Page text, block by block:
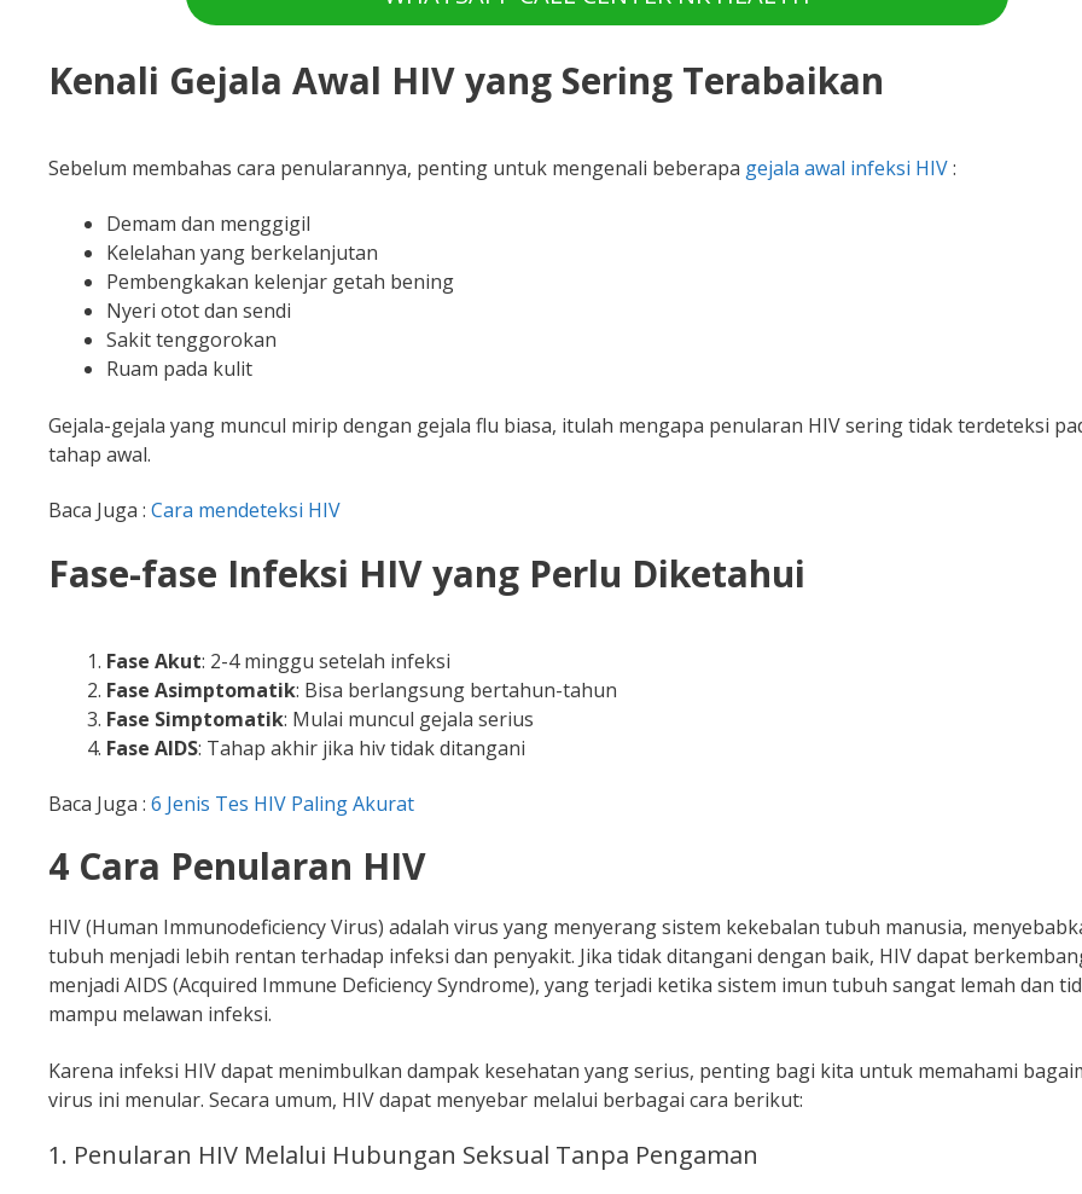
Kenali Gejala Awal HIV yang Sering Terabaikan
Sebelum membahas cara penularannya, penting untuk mengenali beberapa gejala awal infeksi HIV:
Demam dan menggigil
Kelelahan yang berkelanjutan
Pembengkakan kelenjar getah bening
Nyeri otot dan sendi
Sakit tenggorokan
Ruam pada kulit
Gejala-gejala yang muncul mirip dengan gejala flu biasa, itulah mengapa penularan HIV sering tidak terdeteksi
tahap awal.
Baca Juga : Cara mendeteksi HIV
Fase-fase Infeksi HIV yang Perlu Diketahui
Fase Akut: 2-4 minggu setelah infeksi
Fase Asimptomatik: Bisa berlangsung bertahun-tahun
Fase Simptomatik: Mulai muncul gejala serius
Fase AIDS: Tahap akhir jika hiv tidak ditangani
Baca Juga : 6 Jenis Tes HIV Paling Akurat
4 Cara Penularan HIV
HIV (Human Immunodeficiency Virus) adalah virus yang menyerang sistem kekebalan tubuh manusia,
tubuh menjadi lebih rentan terhadap infeksi dan penyakit. Jika tidak ditangani dengan baik, HIV dapat
menjadi AIDS (Acquired Immune Deficiency Syndrome), yang terjadi ketika sistem imun tubuh sangat lemah dan
mampu melawan infeksi.
Karena infeksi HIV dapat menimbulkan dampak kesehatan yang serius, penting bagi kita untuk memahami
virus ini menular. Secara umum, HIV dapat menyebar melalui berbagai cara berikut:
1. Penularan HIV Melalui Hubungan Seksual Tanpa Pengaman